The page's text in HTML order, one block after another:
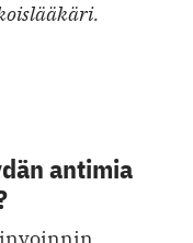
antimia